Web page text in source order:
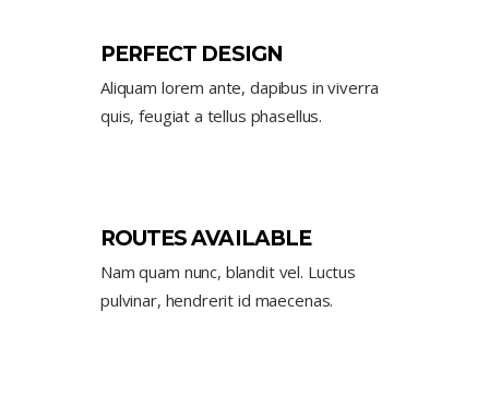
PERFECT DESIGN
Aliquam lorem ante, dapibus in viverra
quis, feugiat a tellus phasellus.
ROUTES AVAILABLE
Nam quam nunc, blandit vel. Luctus
pulvinar, hendrerit id maecenas.